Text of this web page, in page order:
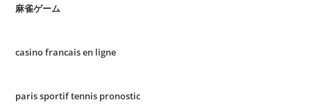
麻雀ゲーム
casino francais en ligne
paris sportif tennis pronostic